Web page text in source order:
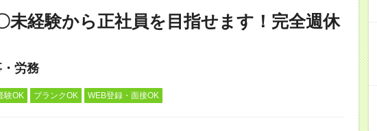
未経験から正社員を目指せます！完全週休
労務
験OK ブランクOK WEB登録・面接OK